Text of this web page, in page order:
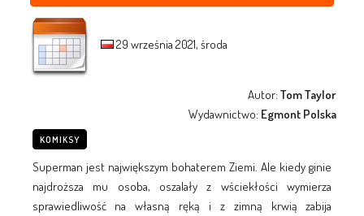
29 września 2021, środa
Autor:Tom Taylor
Wydawnictwo: Egmont Polska
KOMIKSY
Superman jest największym bohaterem Ziemi. Ale kiedy ginie
najdroższa mu osoba, oszalały z wściekłości wymierza
sprawiedliwość na własną ręką i z zimną krwią zabija